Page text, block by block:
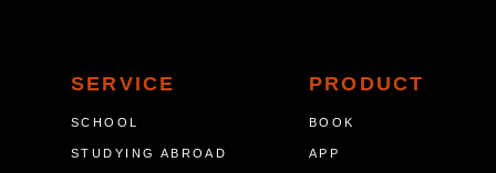
SERVICE
SCHOOL
STUDYING ABROAD
PRODUCT
BOOK
APP